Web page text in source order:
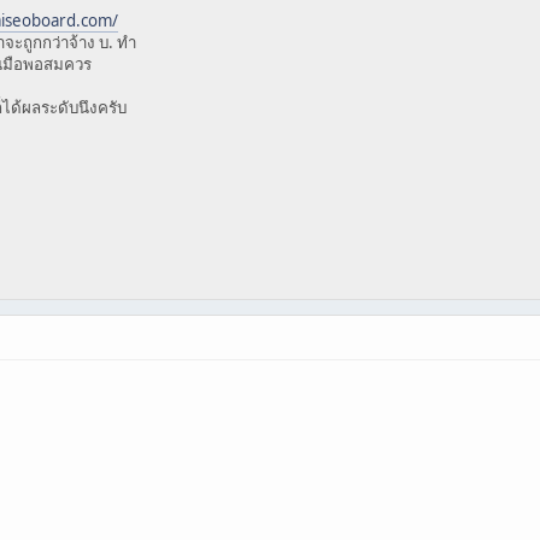
ะถูกกว่าจ้าง บ. ทำ
อพอสมควร
ด้ผลระดับนึงครับ